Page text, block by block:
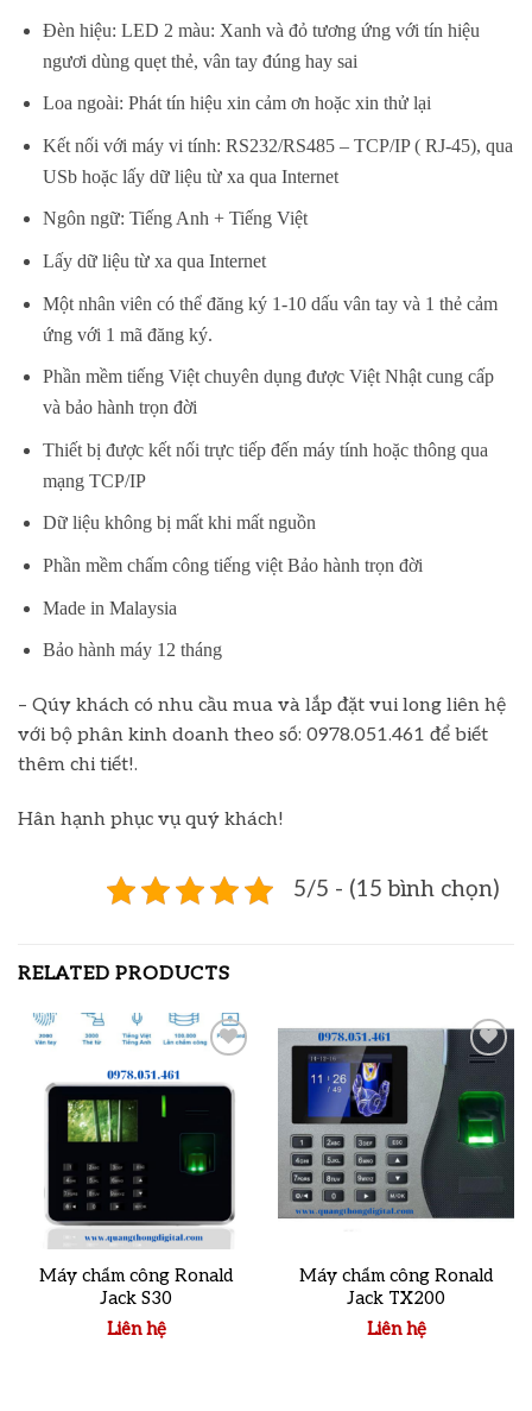
Đèn hiệu: LED 2 màu: Xanh và đỏ tương ứng với tín hiệu
ngươi dùng quẹt thẻ, vân tay đúng hay sai
Loa ngoài: Phát tín hiệu xin cảm ơn hoặc xin thử lại
Kết nối với máy vi tính: RS232/RS485 – TCP/IP ( RJ-45), qua
USb hoặc lấy dữ liệu từ xa qua Internet
Ngôn ngữ: Tiếng Anh + Tiếng Việt
Lấy dữ liệu từ xa qua Internet
Một nhân viên có thể đăng ký 1-10 dấu vân tay và 1 thẻ cảm
ứng với 1 mã đăng ký.
Phần mềm tiếng Việt chuyên dụng được Việt Nhật cung cấp
và bảo hành trọn đời
Thiết bị được kết nối trực tiếp đến máy tính hoặc thông qua
mạng TCP/IP
Dữ liệu không bị mất khi mất nguồn
Phần mềm chấm công tiếng việt Bảo hành trọn đời
Made in Malaysia
Bảo hành máy 12 tháng
– Qúy khách có nhu cầu mua và lắp đặt vui long liên hệ
với bộ phân kinh doanh theo số: 0978.051.461 để biết
thêm chi tiết!.
Hân hạnh phục vụ quý khách!
5/5 - (15 bình chọn)
RELATED PRODUCTS
Add to
wishlist
Máy chấm công Ronald
Jack S30
Liên hệ
Add to
wishlist
Máy chấm công Ronald
Jack TX200
Liên hệ